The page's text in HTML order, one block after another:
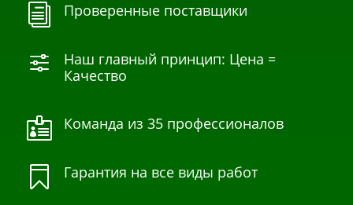
i Проверенные поставщики
f
Наш главный принцип: Цена =
Качество
 Команда из 35 профессионалов
 Гарантия на все виды работ